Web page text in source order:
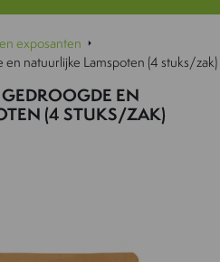
exposanten
natuurlijke Lamspoten (4 stuks/zak)
EN
(4 STUKS/ZAK)